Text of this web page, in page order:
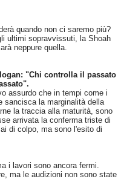
quando non ci saremo più?
ultimi sopravvissuti, la Shoah
neppure quella.
"Chi controlla il passato
assurdo che in tempi come i
sancisca la marginalità della
la traccia alla maturità, sono
arrivata la conferma triste di
di colpo, ma sono l'esito di
i lavori sono ancora fermi.
ma le audizioni non sono state